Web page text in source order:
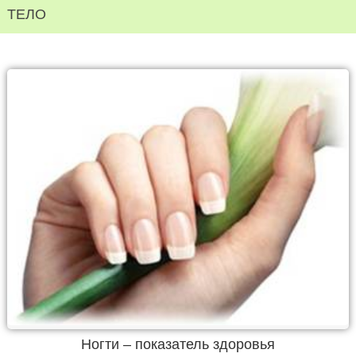
ТЕЛО
Ногти – показатель здоровья